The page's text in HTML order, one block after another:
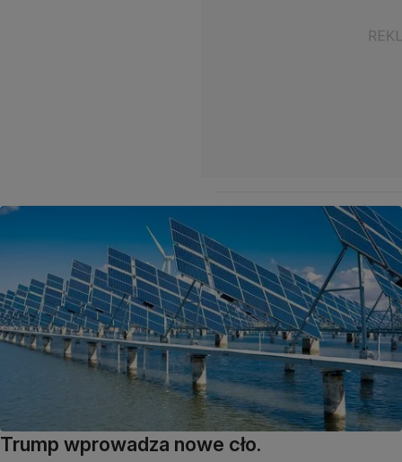
Trump wprowadza nowe cło.